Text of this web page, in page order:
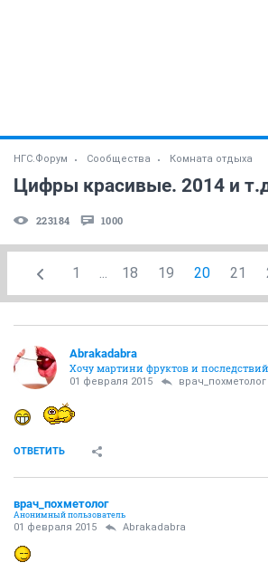
НГС.Форум Сообщества Комната отдыха
Цифры красивые. 2014 и
223184 1000
1 ... 18 19 20 21
Abrakadabra
Хочу мартини фруктов и последствий
01 февраля 2015 врач_похметолог
ОТВЕТИТЬ
врач_похметолог
Анонимный пользователь
01 февраля 2015 Abrakadabra